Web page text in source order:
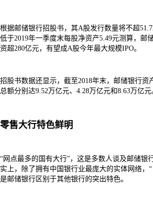
根据邮储银行招股书，其A股发行数量将不超
低于2019年一季度末每股净资产5.49元测算，邮
资超280亿元，有望成A股今年最大规模IPO。
招股书数据还显示，截至2018年末，邮储银行资
总额分别达9.52万亿元、4.28万亿元和8.63万亿元
零售大行特色鲜明
“网点最多的国有大行”，这是多数人谈及邮储银
实上，除了拥有中国银行业最庞大的实体网络，
是邮储银行区别于其他银行的突出特色。